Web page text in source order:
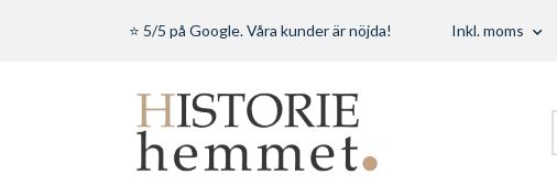
⭐ 5/5 på Google. Våra kunder är nöjda! Inkl. moms